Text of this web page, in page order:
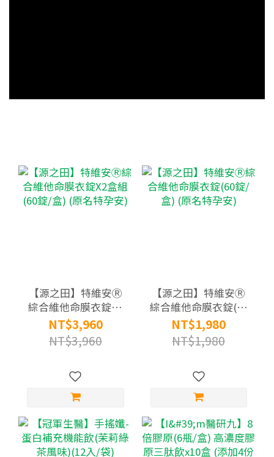
【源之田】特維安Ⓡ
綜合維他命膜衣錠X2
盒組(60錠/盒) (原名特
孕安)
NT$3,960
NT$3,960
【源之田】特維安Ⓡ
綜合維他命膜衣錠(60
錠/盒) (原名特孕安)
NT$1,980
NT$1,980